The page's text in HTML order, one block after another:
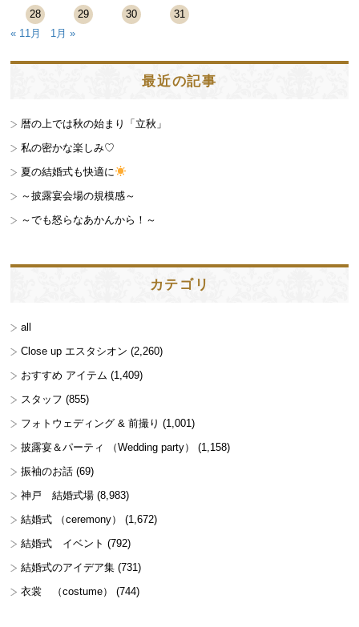
28 29 30
31
« 11月
1月 »
最近の記事
暦の上では秋の始まり「立秋」
私の密かな楽しみ♡
夏の結婚式も快適に
～披露宴会場の規模感～
～でも怒らなあかんから！～
カテゴリ
all
Close up エスタシオン (2,260)
おすすめ アイテム (1,409)
スタッフ (855)
フォトウェディング & 前撮り (1,001)
披露宴＆パーティ （Wedding party）
(1,158)
振袖のお話 (69)
神戸 結婚式場 (8,983)
結婚式 （ceremony）
(1,672)
結婚式 イベント (792)
結婚式のアイデア集 (731)
衣裳 （costume）
(744)